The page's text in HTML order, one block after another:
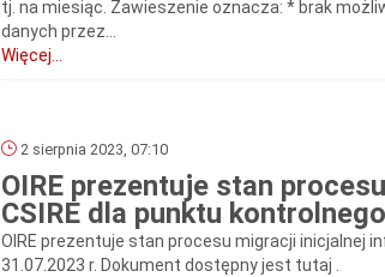
tj. na miesiąc. Zawieszenie oznacza: * brak
danych przez...
Więcej...
2 sierpnia 2023, 07:10
OIRE prezentuje stan
CSIRE dla punktu
OIRE prezentuje stan procesu migracji inicjalnej
31.07.2023 r. Dokument dostępny jest tutaj .